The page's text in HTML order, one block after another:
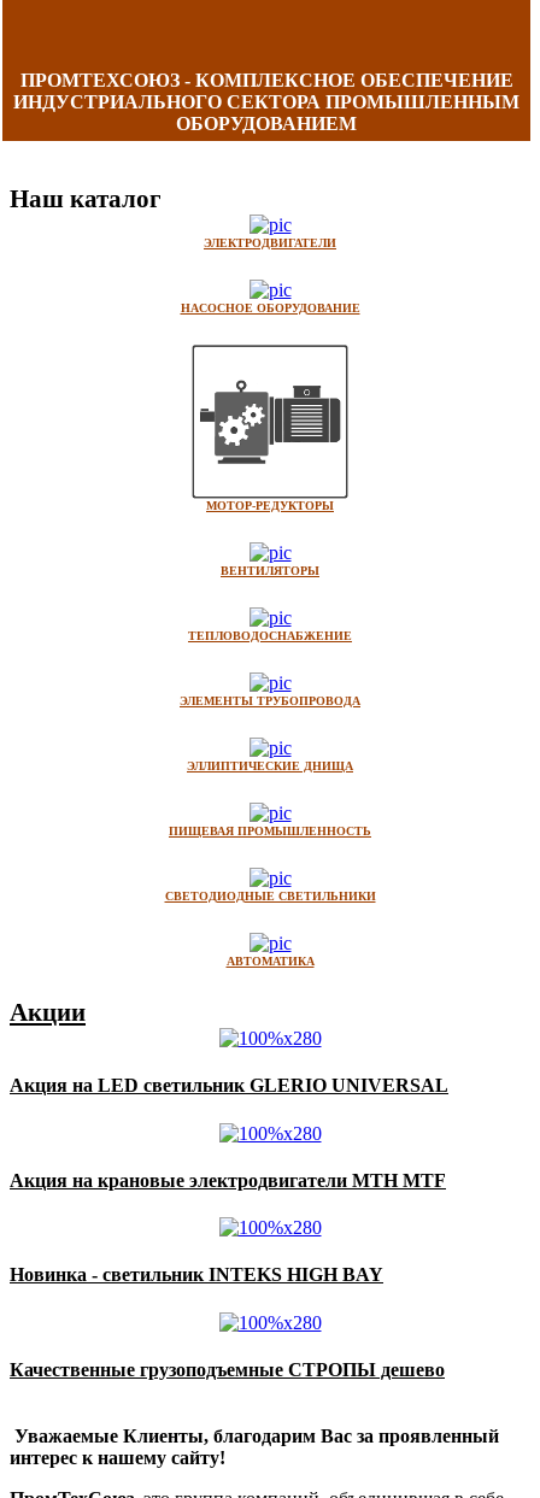
ПРОМТЕХСОЮЗ - КОМПЛЕКСНОЕ ОБЕСПЕЧЕНИЕ
ИНДУСТРИАЛЬНОГО СЕКТОРА ПРОМЫШЛЕННЫМ
ОБОРУДОВАНИЕМ
Наш каталог
ЭЛЕКТРОДВИГАТЕЛИ
НАСОСНОЕ ОБОРУДОВАНИЕ
МОТОР-РЕДУКТОРЫ
ВЕНТИЛЯТОРЫ
ТЕПЛОВОДОСНАБЖЕНИЕ
ЭЛЕМЕНТЫ ТРУБОПРОВОДА
ЭЛЛИПТИЧЕСКИЕ ДНИЩА
ПИЩЕВАЯ ПРОМЫШЛЕННОСТЬ
СВЕТОДИОДНЫЕ СВЕТИЛЬНИКИ
АВТОМАТИКА
Акции
Акция на LED светильник GLERIO UNIVERSAL
Акция на крановые электродвигатели MTH MTF
Новинка - светильник INTEKS HIGH BAY
Качественные грузоподъемные СТРОПЫ дешево
Уважаемые Клиенты, благодарим Вас за проявленный
интерес к нашему сайту!